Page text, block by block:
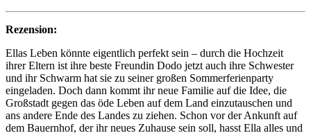
Rezension:
Ellas Leben könnte eigentlich perfekt sein – durch die Hochzeit
ihrer Eltern ist ihre beste Freundin Dodo jetzt auch ihre Schwester
und ihr Schwarm hat sie zu seiner großen Sommerferienparty
eingeladen. Doch dann kommt ihr neue Familie auf die Idee, die
Großstadt gegen das öde Leben auf dem Land einzutauschen und
ans andere Ende des Landes zu ziehen. Schon vor der Ankunft auf
dem Bauernhof, der ihr neues Zuhause sein soll, hasst Ella alles und